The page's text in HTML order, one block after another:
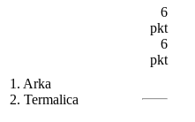
1. Arka
2. Termalica
6
pkt
6
pkt